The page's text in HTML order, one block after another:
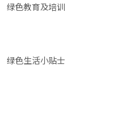
绿色教育及培训
绿色生活小贴士